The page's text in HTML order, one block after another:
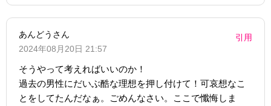
あんどうさん
2024年08月20日 21:57
引用
そうやって考えればいいのか！
過去の男性にだいぶ酷な理想を押し付けて！可哀想なこ
とをしてたんだなぁ。ごめんなさい。ここで懺悔しま